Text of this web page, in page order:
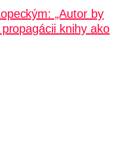
„Autor by
knihy ako